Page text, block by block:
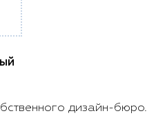
дизайн-бюро.